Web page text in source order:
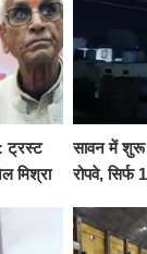
ट्रस्ट
मिश्रा
सावन में शुरू
रोपवे,
किराया